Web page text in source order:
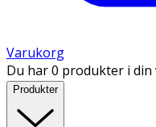
Varukorg
Du har 0 produkter i din
Produkter